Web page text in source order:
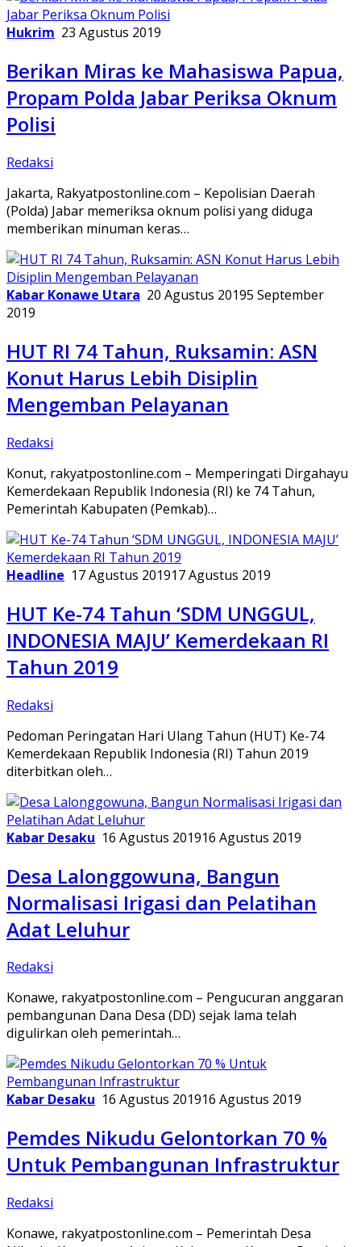
Hukrim 23 Agustus 2019
Berikan Miras ke Mahasiswa Papua,
Propam Polda Jabar Periksa Oknum
Polisi
Redaksi
Jakarta, Rakyatpostonline.com – Kepolisian Daerah
(Polda) Jabar memeriksa oknum polisi yang diduga
memberikan minuman keras…
Kabar Konawe Utara 20 Agustus 20195 September
2019
HUT RI 74 Tahun, Ruksamin: ASN
Konut Harus Lebih Disiplin
Mengemban Pelayanan
Redaksi
Konut, rakyatpostonline.com – Memperingati Dirgahayu
Kemerdekaan Republik Indonesia (RI) ke 74 Tahun,
Pemerintah Kabupaten (Pemkab)…
Headline 17 Agustus 201917 Agustus 2019
HUT Ke-74 Tahun ‘SDM UNGGUL,
INDONESIA MAJU’ Kemerdekaan RI
Tahun 2019
Redaksi
Pedoman Peringatan Hari Ulang Tahun (HUT) Ke-74
Kemerdekaan Republik Indonesia (RI) Tahun 2019
diterbitkan oleh…
Kabar Desaku 16 Agustus 201916 Agustus 2019
Desa Lalonggowuna, Bangun
Normalisasi Irigasi dan Pelatihan
Adat Leluhur
Redaksi
Konawe, rakyatpostonline.com – Pengucuran anggaran
pembangunan Dana Desa (DD) sejak lama telah
digulirkan oleh pemerintah…
Kabar Desaku 16 Agustus 201916 Agustus 2019
Pemdes Nikudu Gelontorkan 70 %
Untuk Pembangunan Infrastruktur
Redaksi
Konawe, rakyatpostonline.com – Pemerintah Desa